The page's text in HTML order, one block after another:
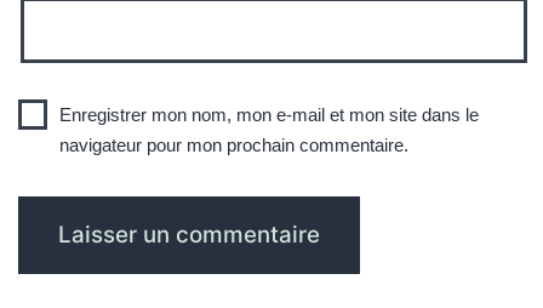
Enregistrer mon nom, mon e-mail et mon site dans le
navigateur pour mon prochain commentaire.